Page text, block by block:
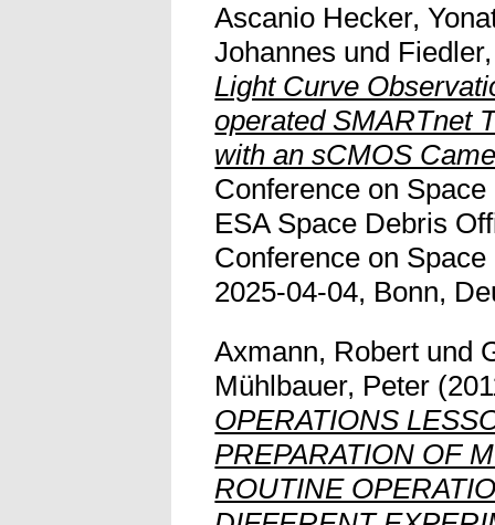
Ascanio Hecker,
Johannes und
Light Curve
operated SMARTnet
with an sCMOS
Conference on
ESA Space Debris
Conference on
2025-04-04, Bonn,
Axmann, Robert und
Mühlbauer, Peter
OPERATIONS
PREPARATION OF
ROUTINE